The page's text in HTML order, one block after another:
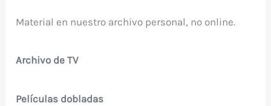
Material en nuestro archivo personal, no online.
Archivo de TV
Películas dobladas